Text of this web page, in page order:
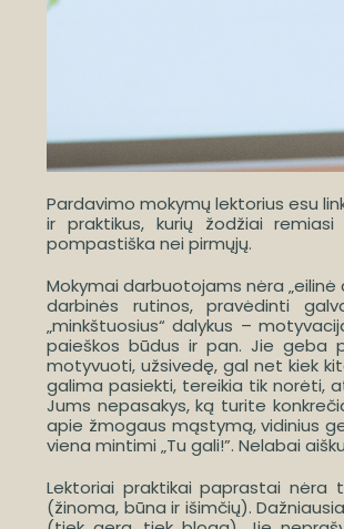
Pardavimo mokymų lektorius esu
ir praktikus, kurių žodžiai
pompastiška nei pirmųjų.
Mokymai darbuotojams nėra
darbinės rutinos, pravėdinti
„minkštuosius“ dalykus –
paieškos būdus ir pan. Jie geba
motyvuoti, užsivedę, gal net kiek
galima pasiekti, tereikia tik norėti,
Jums nepasakys, ką turite
apie žmogaus mąstymą, vidinius
viena mintimi „Tu gali!”. Nelabai
Lektoriai praktikai paprastai nėra
(žinoma, būna ir išimčių).